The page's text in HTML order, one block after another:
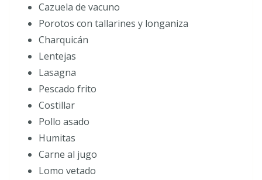
Cazuela de vacuno
Porotos con tallarines y longaniza
Charquicán
Lentejas
Lasagna
Pescado frito
Costillar
Pollo asado
Humitas
Carne al jugo
Lomo vetado